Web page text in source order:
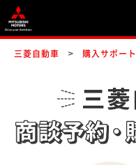
三菱自動車 購入サポート